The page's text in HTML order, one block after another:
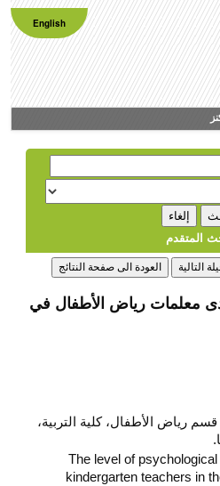
English
المتقدم
معلمات رياض الأطفال في
قسم رياض الأطفال، كلية التربية،
The level of
kindergarten teachers in